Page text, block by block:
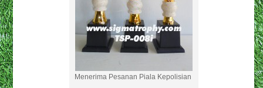
Menerima Pesanan Piala Kepolisian